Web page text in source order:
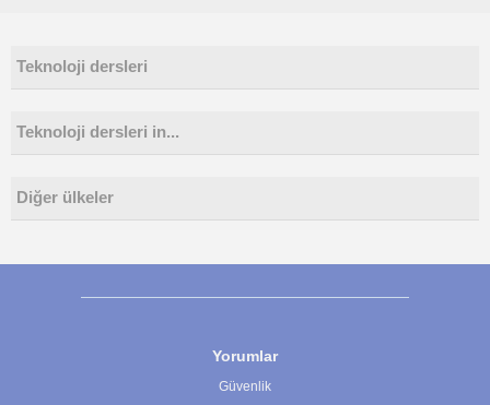
Teknoloji dersleri
Teknoloji dersleri in...
Diğer ülkeler
Yorumlar
Güvenlik